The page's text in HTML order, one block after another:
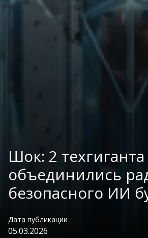
Шок: 2 техгиганта
объединились
безопасного ИИ
Дата публикации
05.03.2026